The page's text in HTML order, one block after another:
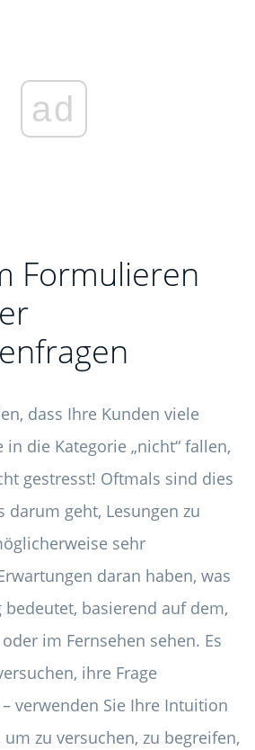
ad
Formulieren
dass Ihre Kunden viele
in die Kategorie „nicht“ fallen,
gestresst! Oftmals sind dies
darum geht, Lesungen zu
sehr
daran haben, was
bedeutet, basierend auf dem,
im Fernsehen sehen. Es
ihre Frage
verwenden Sie Ihre Intuition
zu versuchen, zu begreifen,